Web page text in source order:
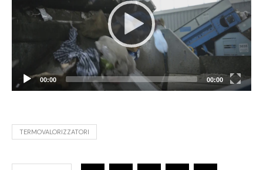
00:00 00:00
TERMOVALORIZZATORI